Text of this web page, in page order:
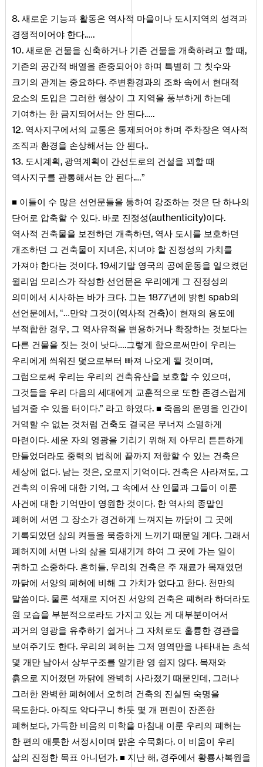
8. 새로운 기능과 활동은 역사적 마을이나 도시지역의 성격과
경쟁적이어야 한다.….
10. 새로운 건물을 신축하거나 기존 건물을 개축하려고 할 때,
기존의 공간적 배열을 존중되어야 하며 특별히 그 칫수와
크기의 관계는 중요하다. 주변환경과의 조화 속에서 현대적
요소의 도입은 그러한 형상이 그 지역을 풍부하게 하는데
기여하는 한 금지되어서는 안 된다.….
12. 역사지구에서의 교통은 통제되어야 하며 주차장은 역사적
조직과 환경을 손상해서는 안 된다..
13. 도시계획, 광역계획이 간선도로의 건설을 꾀할 때
역사지구를 관통해서는 안 된다.…”
■ 이들이 수 많은 선언문들을 통하여 강조하는 것은 단 하나의
단어로 압축할 수 있다. 바로 진정성(authenticity)이다.
역사적 건축물을 보전하던 개축하던, 역사 도시를 보호하던
개조하던 그 건축물이 지녀온, 지녀야 할 진정성의 가치를
가져야 한다는 것이다. 19세기말 영국의 공예운동을 일으켰던
윌리엄 모리스가 작성한 선언문은 우리에게 그 진정성의
의미에서 시사하는 바가 크다. 그는 1877년에 밝힌 spab의
선언문에서, “…만약 그것이(역사적 건축)이 현재의 용도에
부적합한 경우, 그 역사유적을 변용하거나 확장하는 것보다는
다른 건물을 짓는 것이 낫다….그렇게 함으로써만이 우리는
우리에게 씌워진 덫으로부터 빠져 나오게 될 것이며,
그럼으로써 우리는 우리의 건축유산을 보호할 수 있으며,
그것들을 우리 다음의 세대에게 교훈적으로 또한 존경스럽게
넘겨줄 수 있을 터이다.” 라고 하였다. ■ 죽음의 운명을 인간이
거역할 수 없는 것처럼 건축도 결국은 무너져 소멸하게
마련이다. 세운 자의 영광을 기리기 위해 제 아무리 튼튼하게
만들었더라도 중력의 법칙에 끝까지 저항할 수 있는 건축은
세상에 없다. 남는 것은, 오로지 기억이다. 건축은 사라져도, 그
건축의 이유에 대한 기억, 그 속에서 산 인물과 그들이 이룬
사건에 대한 기억만이 영원한 것이다. 한 역사의 종말인
폐허에 서면 그 장소가 경건하게 느껴지는 까닭이 그 곳에
기록되었던 삶의 켜들을 묵중하게 느끼기 때문일 게다. 그래서
폐허지에 서면 나의 삶을 되새기게 하여 그 곳에 가는 일이
귀하고 소중하다. 흔히들, 우리의 건축은 주 재료가 목재였던
까닭에 서양의 폐허에 비해 그 가치가 없다고 한다. 천만의
말씀이다. 물론 석재로 지어진 서양의 건축은 폐허라 하더라도
원 모습을 부분적으로라도 가지고 있는 게 대부분이어서
과거의 영광을 유추하기 쉽거나 그 자체로도 훌륭한 경관을
보여주기도 한다. 우리의 폐허는 그저 영역만을 나타내는 초석
몇 개만 남아서 상부구조를 알기란 영 쉽지 않다. 목재와
흙으로 지어졌던 까닭에 완벽히 사라졌기 때문인데, 그러나
그러한 완벽한 폐허에서 오히려 건축의 진실된 숙명을
목도한다. 아직도 악다구니 하듯 몇 개 편린이 잔존한
폐허보다, 가득한 비움의 미학을 마침내 이룬 우리의 폐허는
한 편의 애틋한 서정시이며 맑은 수묵화다. 이 비움이 우리
삶의 진정한 목표 아니던가. ■ 지난 해, 경주에서 황룡사복원을